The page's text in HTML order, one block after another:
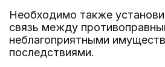
Необходимо также
связь между
неблагоприятными
последствиями.